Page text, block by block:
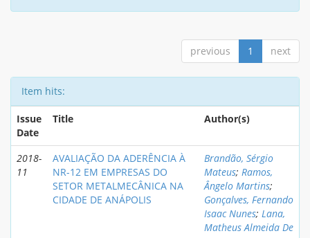
previous 1 next
Item hits:
Issue
Date
Title Author(s)
2018-
11
AVALIAÇÃO DA ADERÊNCIA À
NR-12 EM EMPRESAS DO
SETOR METALMECÂNICA NA
CIDADE DE ANÁPOLIS
Brandão, Sérgio
Mateus; Ramos,
Ângelo Martins;
Gonçalves, Fernando
Isaac Nunes; Lana,
Matheus Almeida De